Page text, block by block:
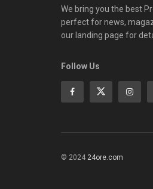
We bring you the best
perfect for news,
our landing page for
Follow Us
© 2024 24ore.com